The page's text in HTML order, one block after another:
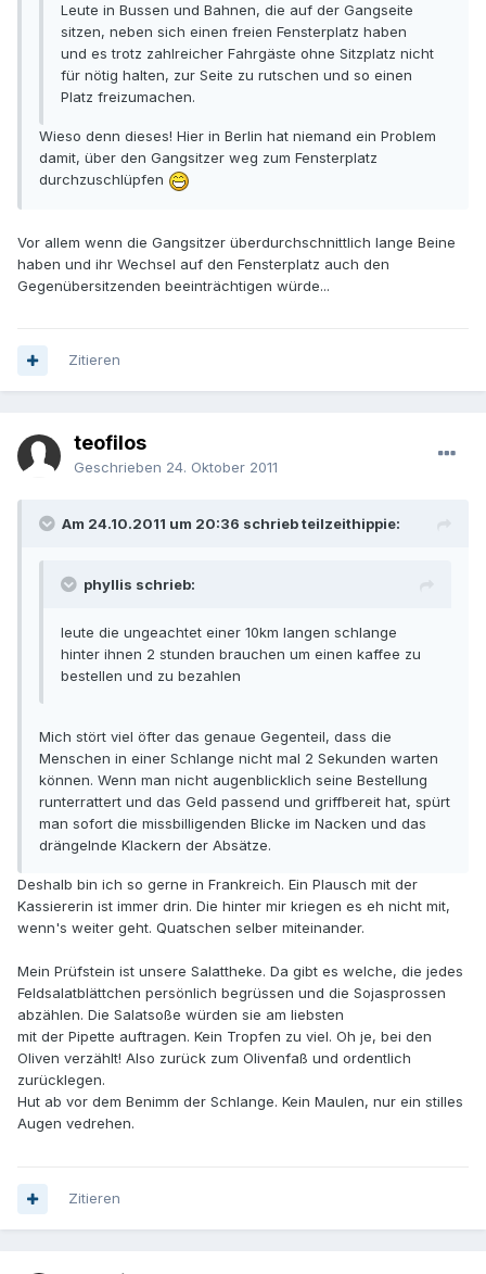
Leute in Bussen und Bahnen, die auf der Gangseite
sitzen, neben sich einen freien Fensterplatz haben
und es trotz zahlreicher Fahrgäste ohne Sitzplatz nicht
für nötig halten, zur Seite zu rutschen und so einen
Platz freizumachen.
Wieso denn dieses! Hier in Berlin hat niemand ein Problem
damit, über den Gangsitzer weg zum Fensterplatz
durchzuschlüpfen
Vor allem wenn die Gangsitzer überdurchschnittlich lange Beine
haben und ihr Wechsel auf den Fensterplatz auch den
Gegenübersitzenden beeinträchtigen würde...
Zitieren
teofilos
Geschrieben 24. Oktober 2011
Am 24.10.2011 um 20:36 schrieb teilzeithippie:
phyllis schrieb:
leute die ungeachtet einer 10km langen schlange
hinter ihnen 2 stunden brauchen um einen kaffee zu
bestellen und zu bezahlen
Mich stört viel öfter das genaue Gegenteil, dass die
Menschen in einer Schlange nicht mal 2 Sekunden warten
können. Wenn man nicht augenblicklich seine Bestellung
runterrattert und das Geld passend und griffbereit hat, spürt
man sofort die missbilligenden Blicke im Nacken und das
drängelnde Klackern der Absätze.
Deshalb bin ich so gerne in Frankreich. Ein Plausch mit der
Kassiererin ist immer drin. Die hinter mir kriegen es eh nicht mit,
wenn's weiter geht. Quatschen selber miteinander.
Mein Prüfstein ist unsere Salattheke. Da gibt es welche, die jedes
Feldsalatblättchen persönlich begrüssen und die Sojasprossen
abzählen. Die Salatsoße würden sie am liebsten
mit der Pipette auftragen. Kein Tropfen zu viel. Oh je, bei den
Oliven verzählt! Also zurück zum Olivenfaß und ordentlich
zurücklegen.
Hut ab vor dem Benimm der Schlange. Kein Maulen, nur ein stilles
Augen vedrehen.
Zitieren